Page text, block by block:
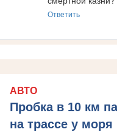
Ответить
АВТО
Пробка в 10 км
на трассе у моря